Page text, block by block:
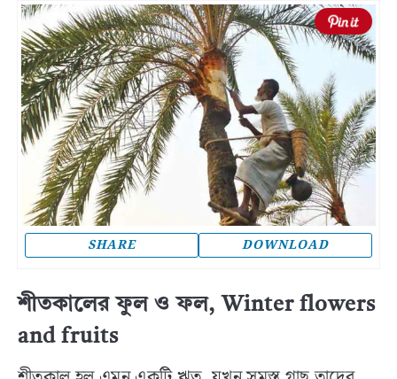
SHARE DOWNLOAD
শীতকালের ফুল ও ফল, Winter flowers
and fruits